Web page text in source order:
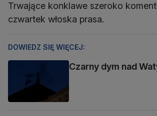
Trwające konklawe szeroko
czwartek włoska prasa.
DOWIEDZ SIĘ WIĘCEJ:
Czarny dym nad